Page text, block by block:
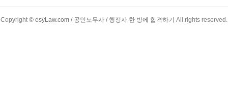
Copyright © esyLaw.com / 공인노무사 / 행정사 한 방에 합격하기 All rights reserved.
TistoryWhaleSkin3.4